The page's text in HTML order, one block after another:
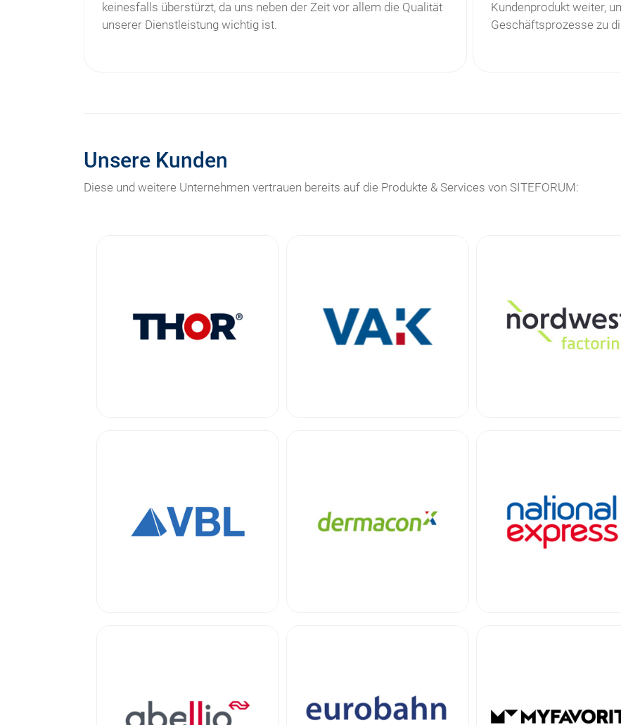
keinesfalls überstürzt, da uns neben der Zeit vor allem die Qualität
unserer Dienstleistung wichtig ist.
Kundenprodukt weiter,
Geschäftsprozesse zu
Unsere Kunden
Diese und weitere Unternehmen vertrauen bereits auf die Produkte & Services von SITEFORUM: